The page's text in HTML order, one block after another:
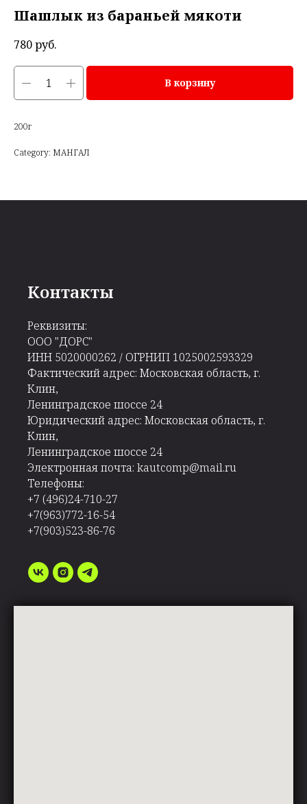
Шашлык из бараньей мякоти
780руб.
В корзину
200г
Category: МАНГАЛ
Контакты
Реквизиты:
ООО "ДОРС"
ИНН 5020000262 / ОГРНИП 1025002593329
Фактический адрес: Московская область, г.
Клин,
Ленинградское шоссе 24
Юридический адрес: Московская область, г.
Клин,
Ленинградское шоссе 24
Электронная почта: kautcomp@mail.ru
Телефоны:
+7 (496)24-710-27
+7(963)772-16-54
+7(903)523-86-76